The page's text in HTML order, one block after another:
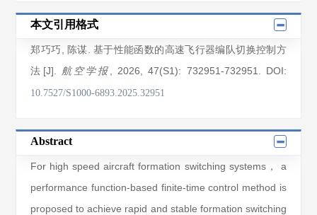
本文引用格式
郑巧巧 陈谋 . 基于性能函数的高速飞行器编队切换控制方
法[J].
航空学报 , 2026 , 47(S1): 732951-732951 DOI:
10.7527/S1000-6893.2025.32951
Abstract
For high speed aircraft formation switching systems， a
performance function-based finite-time control method is
proposed to achieve rapid and stable formation switching